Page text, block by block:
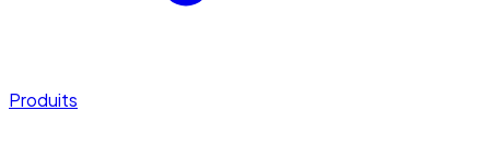
Produits